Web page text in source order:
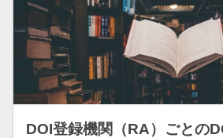
DOI登録機関（RA）ごとの